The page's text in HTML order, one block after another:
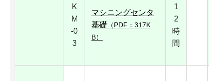
K
M
-0
3
マシニングセンタ
基礎 （PDF：317K
B）
1
2
時
間